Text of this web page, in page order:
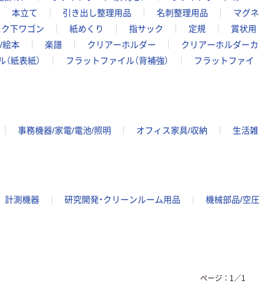
本立て 引き出し整理用品 名刺整理用品
マグネ
下ワゴン 紙めくり 指サック 定規
賞状用
絵本 楽譜 クリアーホルダー
クリアーホルダーカ
紙表紙） フラットファイル（背補強）
フラットファイ
事務機器/家電/電池/照明 オフィス家具/収納
生活雑
計測機器 研究開発・クリーンルーム用品
機械部品/空圧
ページ： 1／1